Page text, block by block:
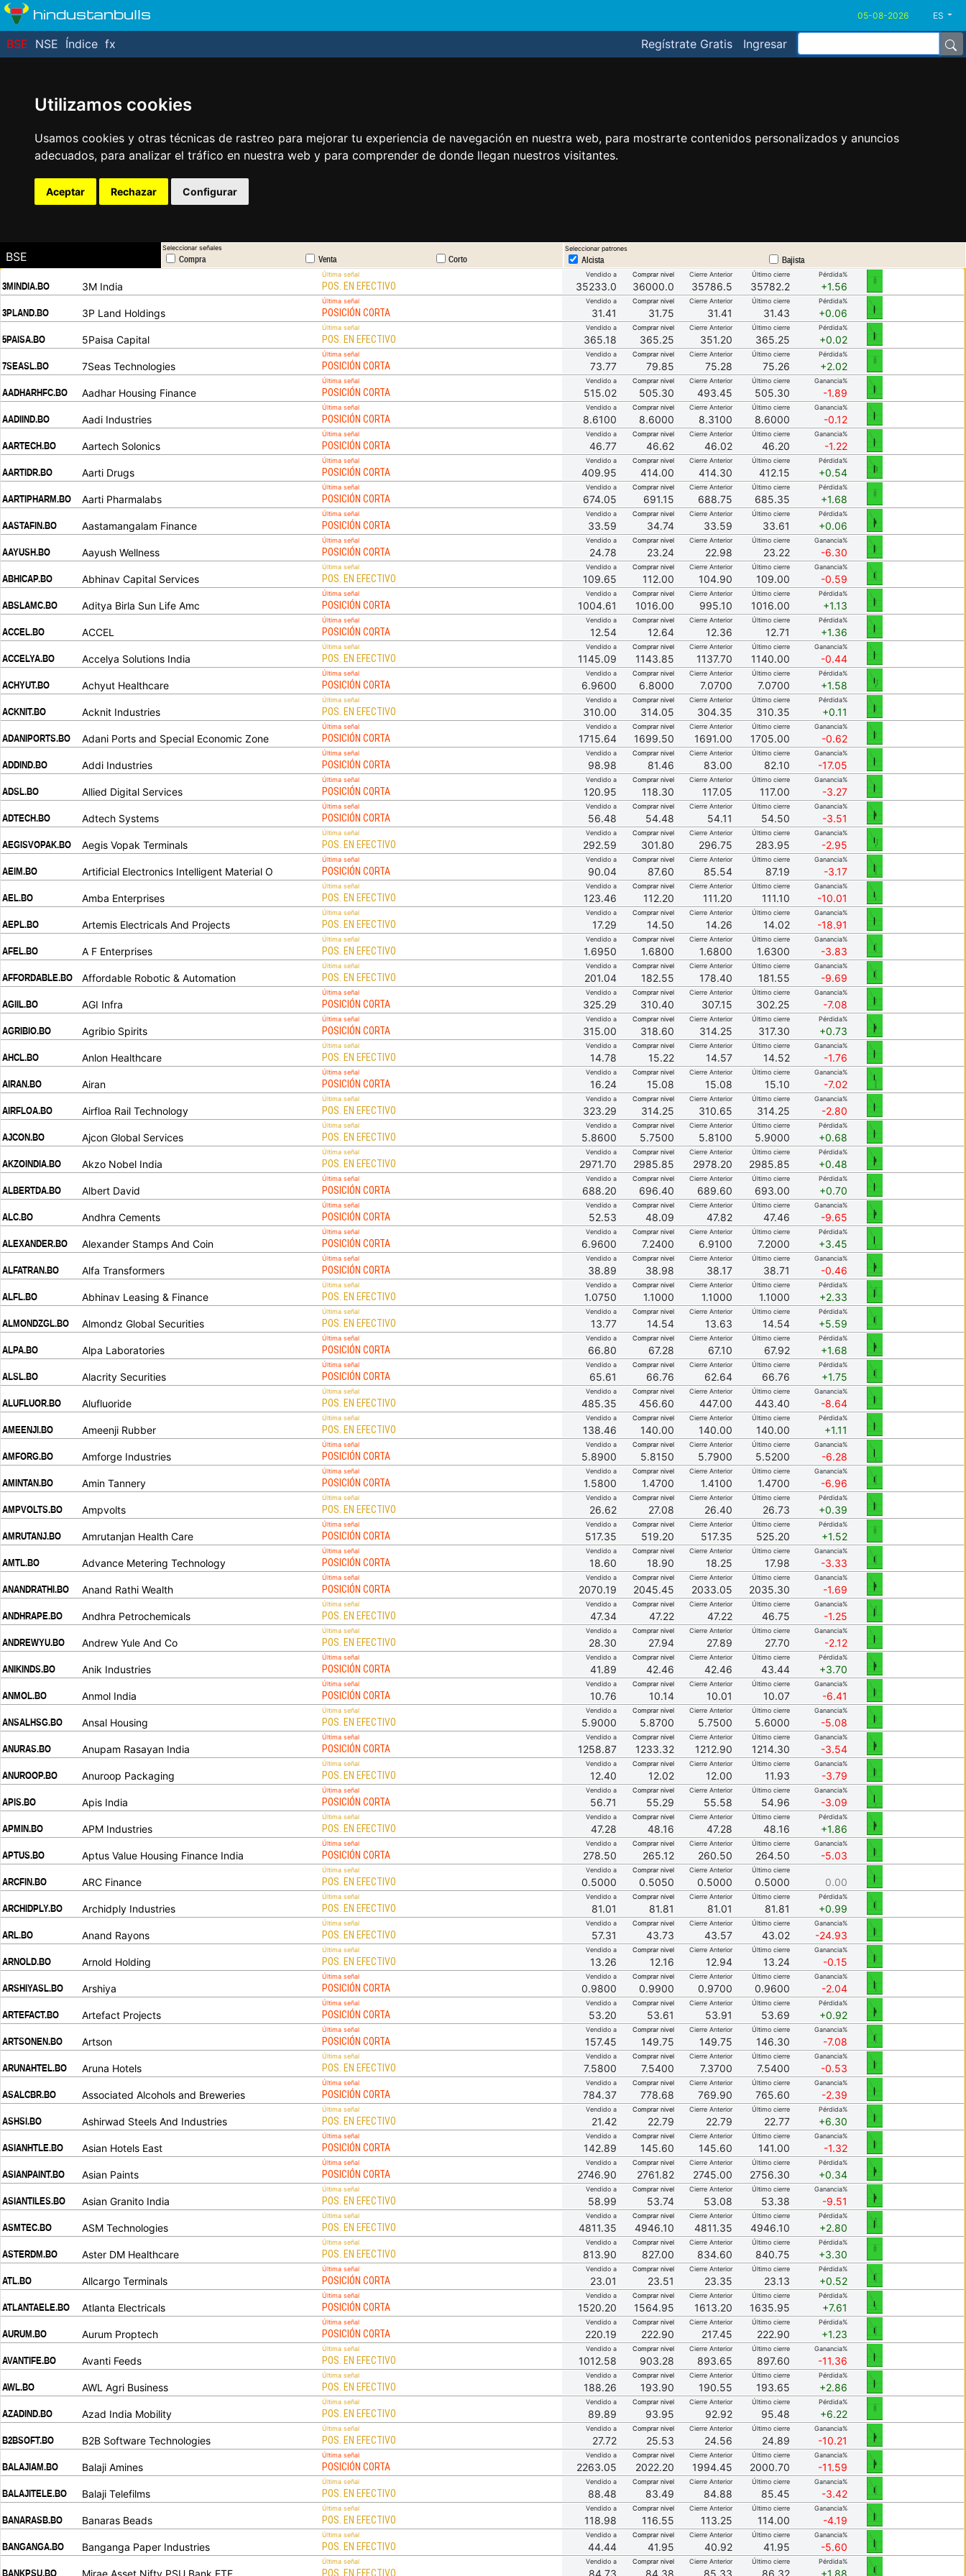
Utilizamos cookies
Usamos cookies y otras técnicas de rastreo para mejorar tu experiencia de navegación en nuestra web, para mostrarte contenidos personalizados y anuncios
adecuados, para analizar el tráfico en nuestra web y para comprender de donde llegan nuestros visitantes.
Aceptar Rechazar Configurar
hindustanbulls ES
Regístrate Gratis Ingresar
BSE NSE Índice fx
BSE
Seleccionar señales
Compra Venta Corto
Seleccionar patrones
Alcista Bajista
3MINDIA.BO 3M India
Última señal
POS. EN EFECTIVO
Vendido a
35233.0
Comprar nivel
36000.0
Cierre Anterior
35786.5
Último cierre
35782.2
Pérdida%
+1.56
3PLAND.BO 3P Land Holdings
Última señal
POSICIÓN CORTA
Vendido a
31.41
Comprar nivel
31.75
Cierre Anterior
31.41
Último cierre
31.43
Pérdida%
+0.06
5PAISA.BO 5Paisa Capital
Última señal
POS. EN EFECTIVO
Vendido a
365.18
Comprar nivel
365.25
Cierre Anterior
351.20
Último cierre
365.25
Pérdida%
+0.02
7SEASL.BO 7Seas Technologies
Última señal
POSICIÓN CORTA
Vendido a
73.77
Comprar nivel
79.85
Cierre Anterior
75.28
Último cierre
75.26
Pérdida%
+2.02
AADHARHFC.BO Aadhar Housing Finance
Última señal
POSICIÓN CORTA
Vendido a
515.02
Comprar nivel
505.30
Cierre Anterior
493.45
Último cierre
505.30
Ganancia%
-1.89
AADIIND.BO Aadi Industries
Última señal
POSICIÓN CORTA
Vendido a
8.6100
Comprar nivel
8.6000
Cierre Anterior
8.3100
Último cierre
8.6000
Ganancia%
-0.12
AARTECH.BO Aartech Solonics
Última señal
POSICIÓN CORTA
Vendido a
46.77
Comprar nivel
46.62
Cierre Anterior
46.02
Último cierre
46.20
Ganancia%
-1.22
AARTIDR.BO Aarti Drugs
Última señal
POSICIÓN CORTA
Vendido a
409.95
Comprar nivel
414.00
Cierre Anterior
414.30
Último cierre
412.15
Pérdida%
+0.54
AARTIPHARM.BO Aarti Pharmalabs
Última señal
POSICIÓN CORTA
Vendido a
674.05
Comprar nivel
691.15
Cierre Anterior
688.75
Último cierre
685.35
Pérdida%
+1.68
AASTAFIN.BO Aastamangalam Finance
Última señal
POSICIÓN CORTA
Vendido a
33.59
Comprar nivel
34.74
Cierre Anterior
33.59
Último cierre
33.61
Pérdida%
+0.06
AAYUSH.BO Aayush Wellness
Última señal
POSICIÓN CORTA
Vendido a
24.78
Comprar nivel
23.24
Cierre Anterior
22.98
Último cierre
23.22
Ganancia%
-6.30
ABHICAP.BO Abhinav Capital Services
Última señal
POS. EN EFECTIVO
Vendido a
109.65
Comprar nivel
112.00
Cierre Anterior
104.90
Último cierre
109.00
Ganancia%
-0.59
ABSLAMC.BO Aditya Birla Sun Life Amc
Última señal
POSICIÓN CORTA
Vendido a
1004.61
Comprar nivel
1016.00
Cierre Anterior
995.10
Último cierre
1016.00
Pérdida%
+1.13
ACCEL.BO ACCEL
Última señal
POSICIÓN CORTA
Vendido a
12.54
Comprar nivel
12.64
Cierre Anterior
12.36
Último cierre
12.71
Pérdida%
+1.36
ACCELYA.BO Accelya Solutions India
Última señal
POS. EN EFECTIVO
Vendido a
1145.09
Comprar nivel
1143.85
Cierre Anterior
1137.70
Último cierre
1140.00
Ganancia%
-0.44
ACHYUT.BO Achyut Healthcare
Última señal
POSICIÓN CORTA
Vendido a
6.9600
Comprar nivel
6.8000
Cierre Anterior
7.0700
Último cierre
7.0700
Pérdida%
+1.58
ACKNIT.BO Acknit Industries
Última señal
POS. EN EFECTIVO
Vendido a
310.00
Comprar nivel
314.05
Cierre Anterior
304.35
Último cierre
310.35
Pérdida%
+0.11
ADANIPORTS.BO Adani Ports and Special Economic Zone
Última señal
POSICIÓN CORTA
Vendido a
1715.64
Comprar nivel
1699.50
Cierre Anterior
1691.00
Último cierre
1705.00
Ganancia%
-0.62
ADDIND.BO Addi Industries
Última señal
POSICIÓN CORTA
Vendido a
98.98
Comprar nivel
81.46
Cierre Anterior
83.00
Último cierre
82.10
Ganancia%
-17.05
ADSL.BO Allied Digital Services
Última señal
POSICIÓN CORTA
Vendido a
120.95
Comprar nivel
118.30
Cierre Anterior
117.05
Último cierre
117.00
Ganancia%
-3.27
ADTECH.BO Adtech Systems
Última señal
POSICIÓN CORTA
Vendido a
56.48
Comprar nivel
54.48
Cierre Anterior
54.11
Último cierre
54.50
Ganancia%
-3.51
AEGISVOPAK.BO Aegis Vopak Terminals
Última señal
POS. EN EFECTIVO
Vendido a
292.59
Comprar nivel
301.80
Cierre Anterior
296.75
Último cierre
283.95
Ganancia%
-2.95
AEIM.BO Artificial Electronics Intelligent Material O
Última señal
POSICIÓN CORTA
Vendido a
90.04
Comprar nivel
87.60
Cierre Anterior
85.54
Último cierre
87.19
Ganancia%
-3.17
AEL.BO Amba Enterprises
Última señal
POS. EN EFECTIVO
Vendido a
123.46
Comprar nivel
112.20
Cierre Anterior
111.20
Último cierre
111.10
Ganancia%
-10.01
AEPL.BO Artemis Electricals And Projects
Última señal
POS. EN EFECTIVO
Vendido a
17.29
Comprar nivel
14.50
Cierre Anterior
14.26
Último cierre
14.02
Ganancia%
-18.91
AFEL.BO A F Enterprises
Última señal
POS. EN EFECTIVO
Vendido a
1.6950
Comprar nivel
1.6800
Cierre Anterior
1.6800
Último cierre
1.6300
Ganancia%
-3.83
AFFORDABLE.BO Affordable Robotic & Automation
Última señal
POS. EN EFECTIVO
Vendido a
201.04
Comprar nivel
182.55
Cierre Anterior
178.40
Último cierre
181.55
Ganancia%
-9.69
AGIIL.BO AGI Infra
Última señal
POSICIÓN CORTA
Vendido a
325.29
Comprar nivel
310.40
Cierre Anterior
307.15
Último cierre
302.25
Ganancia%
-7.08
AGRIBIO.BO Agribio Spirits
Última señal
POSICIÓN CORTA
Vendido a
315.00
Comprar nivel
318.60
Cierre Anterior
314.25
Último cierre
317.30
Pérdida%
+0.73
AHCL.BO Anlon Healthcare
Última señal
POS. EN EFECTIVO
Vendido a
14.78
Comprar nivel
15.22
Cierre Anterior
14.57
Último cierre
14.52
Ganancia%
-1.76
AIRAN.BO Airan
Última señal
POSICIÓN CORTA
Vendido a
16.24
Comprar nivel
15.08
Cierre Anterior
15.08
Último cierre
15.10
Ganancia%
-7.02
AIRFLOA.BO Airfloa Rail Technology
Última señal
POS. EN EFECTIVO
Vendido a
323.29
Comprar nivel
314.25
Cierre Anterior
310.65
Último cierre
314.25
Ganancia%
-2.80
AJCON.BO Ajcon Global Services
Última señal
POS. EN EFECTIVO
Vendido a
5.8600
Comprar nivel
5.7500
Cierre Anterior
5.8100
Último cierre
5.9000
Pérdida%
+0.68
AKZOINDIA.BO Akzo Nobel India
Última señal
POS. EN EFECTIVO
Vendido a
2971.70
Comprar nivel
2985.85
Cierre Anterior
2978.20
Último cierre
2985.85
Pérdida%
+0.48
ALBERTDA.BO Albert David
Última señal
POSICIÓN CORTA
Vendido a
688.20
Comprar nivel
696.40
Cierre Anterior
689.60
Último cierre
693.00
Pérdida%
+0.70
ALC.BO Andhra Cements
Última señal
POSICIÓN CORTA
Vendido a
52.53
Comprar nivel
48.09
Cierre Anterior
47.82
Último cierre
47.46
Ganancia%
-9.65
ALEXANDER.BO Alexander Stamps And Coin
Última señal
POSICIÓN CORTA
Vendido a
6.9600
Comprar nivel
7.2400
Cierre Anterior
6.9100
Último cierre
7.2000
Pérdida%
+3.45
ALFATRAN.BO Alfa Transformers
Última señal
POSICIÓN CORTA
Vendido a
38.89
Comprar nivel
38.98
Cierre Anterior
38.17
Último cierre
38.71
Ganancia%
-0.46
ALFL.BO Abhinav Leasing & Finance
Última señal
POS. EN EFECTIVO
Vendido a
1.0750
Comprar nivel
1.1000
Cierre Anterior
1.1000
Último cierre
1.1000
Pérdida%
+2.33
ALMONDZGL.BO Almondz Global Securities
Última señal
POS. EN EFECTIVO
Vendido a
13.77
Comprar nivel
14.54
Cierre Anterior
13.63
Último cierre
14.54
Pérdida%
+5.59
ALPA.BO Alpa Laboratories
Última señal
POSICIÓN CORTA
Vendido a
66.80
Comprar nivel
67.28
Cierre Anterior
67.10
Último cierre
67.92
Pérdida%
+1.68
ALSL.BO Alacrity Securities
Última señal
POSICIÓN CORTA
Vendido a
65.61
Comprar nivel
66.76
Cierre Anterior
62.64
Último cierre
66.76
Pérdida%
+1.75
ALUFLUOR.BO Alufluoride
Última señal
POS. EN EFECTIVO
Vendido a
485.35
Comprar nivel
456.60
Cierre Anterior
447.00
Último cierre
443.40
Ganancia%
-8.64
AMEENJI.BO Ameenji Rubber
Última señal
POS. EN EFECTIVO
Vendido a
138.46
Comprar nivel
140.00
Cierre Anterior
140.00
Último cierre
140.00
Pérdida%
+1.11
AMFORG.BO Amforge Industries
Última señal
POSICIÓN CORTA
Vendido a
5.8900
Comprar nivel
5.8150
Cierre Anterior
5.7900
Último cierre
5.5200
Ganancia%
-6.28
AMINTAN.BO Amin Tannery
Última señal
POSICIÓN CORTA
Vendido a
1.5800
Comprar nivel
1.4700
Cierre Anterior
1.4100
Último cierre
1.4700
Ganancia%
-6.96
AMPVOLTS.BO Ampvolts
Última señal
POS. EN EFECTIVO
Vendido a
26.62
Comprar nivel
27.08
Cierre Anterior
26.40
Último cierre
26.73
Pérdida%
+0.39
AMRUTANJ.BO Amrutanjan Health Care
Última señal
POSICIÓN CORTA
Vendido a
517.35
Comprar nivel
519.20
Cierre Anterior
517.35
Último cierre
525.20
Pérdida%
+1.52
AMTL.BO Advance Metering Technology
Última señal
POSICIÓN CORTA
Vendido a
18.60
Comprar nivel
18.90
Cierre Anterior
18.25
Último cierre
17.98
Ganancia%
-3.33
ANANDRATHI.BO Anand Rathi Wealth
Última señal
POSICIÓN CORTA
Vendido a
2070.19
Comprar nivel
2045.45
Cierre Anterior
2033.05
Último cierre
2035.30
Ganancia%
-1.69
ANDHRAPE.BO Andhra Petrochemicals
Última señal
POS. EN EFECTIVO
Vendido a
47.34
Comprar nivel
47.22
Cierre Anterior
47.22
Último cierre
46.75
Ganancia%
-1.25
ANDREWYU.BO Andrew Yule And Co
Última señal
POS. EN EFECTIVO
Vendido a
28.30
Comprar nivel
27.94
Cierre Anterior
27.89
Último cierre
27.70
Ganancia%
-2.12
ANIKINDS.BO Anik Industries
Última señal
POSICIÓN CORTA
Vendido a
41.89
Comprar nivel
42.46
Cierre Anterior
42.46
Último cierre
43.44
Pérdida%
+3.70
ANMOL.BO Anmol India
Última señal
POSICIÓN CORTA
Vendido a
10.76
Comprar nivel
10.14
Cierre Anterior
10.01
Último cierre
10.07
Ganancia%
-6.41
ANSALHSG.BO Ansal Housing
Última señal
POS. EN EFECTIVO
Vendido a
5.9000
Comprar nivel
5.8700
Cierre Anterior
5.7500
Último cierre
5.6000
Ganancia%
-5.08
ANURAS.BO Anupam Rasayan India
Última señal
POSICIÓN CORTA
Vendido a
1258.87
Comprar nivel
1233.32
Cierre Anterior
1212.90
Último cierre
1214.30
Ganancia%
-3.54
ANUROOP.BO Anuroop Packaging
Última señal
POS. EN EFECTIVO
Vendido a
12.40
Comprar nivel
12.02
Cierre Anterior
12.00
Último cierre
11.93
Ganancia%
-3.79
APIS.BO Apis India
Última señal
POSICIÓN CORTA
Vendido a
56.71
Comprar nivel
55.29
Cierre Anterior
55.58
Último cierre
54.96
Ganancia%
-3.09
APMIN.BO APM Industries
Última señal
POS. EN EFECTIVO
Vendido a
47.28
Comprar nivel
48.16
Cierre Anterior
47.28
Último cierre
48.16
Pérdida%
+1.86
APTUS.BO Aptus Value Housing Finance India
Última señal
POSICIÓN CORTA
Vendido a
278.50
Comprar nivel
265.12
Cierre Anterior
260.50
Último cierre
264.50
Ganancia%
-5.03
ARCFIN.BO ARC Finance
Última señal
POS. EN EFECTIVO
Vendido a
0.5000
Comprar nivel
0.5050
Cierre Anterior
0.5000
Último cierre
0.5000 0.00
ARCHIDPLY.BO Archidply Industries
Última señal
POS. EN EFECTIVO
Vendido a
81.01
Comprar nivel
81.81
Cierre Anterior
81.01
Último cierre
81.81
Pérdida%
+0.99
ARL.BO Anand Rayons
Última señal
POS. EN EFECTIVO
Vendido a
57.31
Comprar nivel
43.73
Cierre Anterior
43.57
Último cierre
43.02
Ganancia%
-24.93
ARNOLD.BO Arnold Holding
Última señal
POS. EN EFECTIVO
Vendido a
13.26
Comprar nivel
12.16
Cierre Anterior
12.94
Último cierre
13.24
Ganancia%
-0.15
ARSHIYASL.BO Arshiya
Última señal
POSICIÓN CORTA
Vendido a
0.9800
Comprar nivel
0.9900
Cierre Anterior
0.9700
Último cierre
0.9600
Ganancia%
-2.04
ARTEFACT.BO Artefact Projects
Última señal
POSICIÓN CORTA
Vendido a
53.20
Comprar nivel
53.61
Cierre Anterior
53.91
Último cierre
53.69
Pérdida%
+0.92
ARTSONEN.BO Artson
Última señal
POSICIÓN CORTA
Vendido a
157.45
Comprar nivel
149.75
Cierre Anterior
149.75
Último cierre
146.30
Ganancia%
-7.08
ARUNAHTEL.BO Aruna Hotels
Última señal
POS. EN EFECTIVO
Vendido a
7.5800
Comprar nivel
7.5400
Cierre Anterior
7.3700
Último cierre
7.5400
Ganancia%
-0.53
ASALCBR.BO Associated Alcohols and Breweries
Última señal
POSICIÓN CORTA
Vendido a
784.37
Comprar nivel
778.68
Cierre Anterior
769.90
Último cierre
765.60
Ganancia%
-2.39
ASHSI.BO Ashirwad Steels And Industries
Última señal
POS. EN EFECTIVO
Vendido a
21.42
Comprar nivel
22.79
Cierre Anterior
22.79
Último cierre
22.77
Pérdida%
+6.30
ASIANHTLE.BO Asian Hotels East
Última señal
POSICIÓN CORTA
Vendido a
142.89
Comprar nivel
145.60
Cierre Anterior
145.60
Último cierre
141.00
Ganancia%
-1.32
ASIANPAINT.BO Asian Paints
Última señal
POSICIÓN CORTA
Vendido a
2746.90
Comprar nivel
2761.82
Cierre Anterior
2745.00
Último cierre
2756.30
Pérdida%
+0.34
ASIANTILES.BO Asian Granito India
Última señal
POS. EN EFECTIVO
Vendido a
58.99
Comprar nivel
53.74
Cierre Anterior
53.08
Último cierre
53.38
Ganancia%
-9.51
ASMTEC.BO ASM Technologies
Última señal
POS. EN EFECTIVO
Vendido a
4811.35
Comprar nivel
4946.10
Cierre Anterior
4811.35
Último cierre
4946.10
Pérdida%
+2.80
ASTERDM.BO Aster DM Healthcare
Última señal
POS. EN EFECTIVO
Vendido a
813.90
Comprar nivel
827.00
Cierre Anterior
834.60
Último cierre
840.75
Pérdida%
+3.30
ATL.BO Allcargo Terminals
Última señal
POSICIÓN CORTA
Vendido a
23.01
Comprar nivel
23.51
Cierre Anterior
23.35
Último cierre
23.13
Pérdida%
+0.52
ATLANTAELE.BO Atlanta Electricals
Última señal
POSICIÓN CORTA
Vendido a
1520.20
Comprar nivel
1564.95
Cierre Anterior
1613.20
Último cierre
1635.95
Pérdida%
+7.61
AURUM.BO Aurum Proptech
Última señal
POSICIÓN CORTA
Vendido a
220.19
Comprar nivel
222.90
Cierre Anterior
217.45
Último cierre
222.90
Pérdida%
+1.23
AVANTIFE.BO Avanti Feeds
Última señal
POS. EN EFECTIVO
Vendido a
1012.58
Comprar nivel
903.28
Cierre Anterior
893.65
Último cierre
897.60
Ganancia%
-11.36
AWL.BO AWL Agri Business
Última señal
POS. EN EFECTIVO
Vendido a
188.26
Comprar nivel
193.90
Cierre Anterior
190.55
Último cierre
193.65
Pérdida%
+2.86
AZADIND.BO Azad India Mobility
Última señal
POS. EN EFECTIVO
Vendido a
89.89
Comprar nivel
93.95
Cierre Anterior
92.92
Último cierre
95.48
Pérdida%
+6.22
B2BSOFT.BO B2B Software Technologies
Última señal
POS. EN EFECTIVO
Vendido a
27.72
Comprar nivel
25.53
Cierre Anterior
24.56
Último cierre
24.89
Ganancia%
-10.21
BALAJIAM.BO Balaji Amines
Última señal
POSICIÓN CORTA
Vendido a
2263.05
Comprar nivel
2022.20
Cierre Anterior
1994.45
Último cierre
2000.70
Ganancia%
-11.59
BALAJITELE.BO Balaji Telefilms
Última señal
POS. EN EFECTIVO
Vendido a
88.48
Comprar nivel
83.49
Cierre Anterior
84.88
Último cierre
85.45
Ganancia%
-3.42
BANARASB.BO Banaras Beads
Última señal
POS. EN EFECTIVO
Vendido a
118.98
Comprar nivel
116.55
Cierre Anterior
113.25
Último cierre
114.00
Ganancia%
-4.19
BANGANGA.BO Banganga Paper Industries
Última señal
POS. EN EFECTIVO
Vendido a
44.44
Comprar nivel
41.95
Cierre Anterior
40.92
Último cierre
41.95
Ganancia%
-5.60
BANKPSU.BO Mirae Asset Nifty PSU Bank ETF
Última señal
POS. EN EFECTIVO
Vendido a
84.73
Comprar nivel
84.38
Cierre Anterior
85.33
Último cierre
86.32
Pérdida%
+1.88